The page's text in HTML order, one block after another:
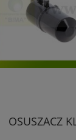
OSUSZACZ